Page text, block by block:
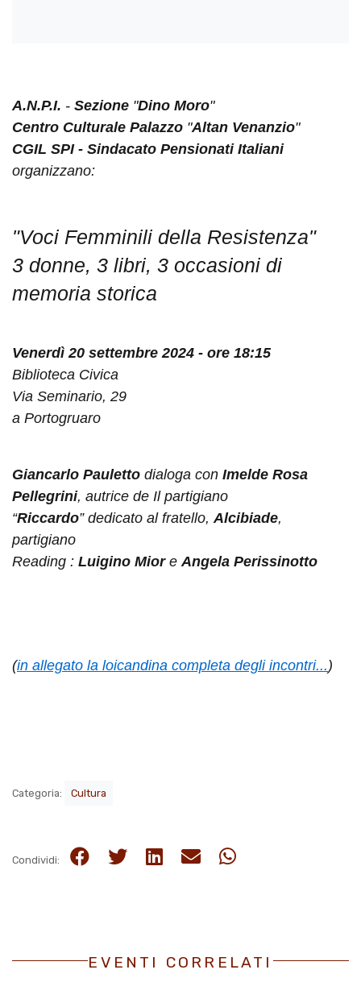
A.N.P.I. - Sezione "Dino Moro"
Centro Culturale Palazzo "Altan Venanzio"
CGIL SPI - Sindacato Pensionati Italiani
organizzano:
"Voci Femminili della Resistenza"
3 donne, 3 libri, 3 occasioni di
memoria storica
Venerdì 20 settembre 2024 - ore 18:15
Biblioteca Civica
Via Seminario, 29
a Portogruaro
Giancarlo Pauletto dialoga con Imelde Rosa
Pellegrini, autrice de Il partigiano
“Riccardo” dedicato al fratello,Alcibiade,
partigiano
Reading : Luigino MioreAngela Perissinotto
(in allegato la loicandina completa degli incontri...)
Categoria: Cultura
Condividi:
EVENTI CORRELATI